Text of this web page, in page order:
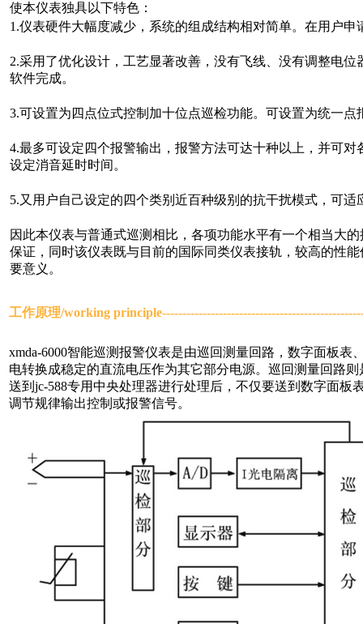
使本仪表独具以下特色：
1.仪表硬件大幅度减少，系统的组成结构相对简单。在用户
2.采用了优化设计，工艺显著改善，没有飞线、没有调整电
软件完成。
3.可设置为四点位式控制加十位点巡检功能。可设置为统一
4.最多可设定四个报警输出，报警方法可达十种以上，并可
设定消音延时时间。
5.又用户自己设定的四个类别近百种级别的抗干扰模式，可适
因此本仪表与普通式巡测相比，各项功能水平有一个相当大
保证，同时该仪表既与目前的国际同类仪表接轨，较高的性
要意义。
工作原理/working principle
xmda-6000智能巡测报警仪表是由巡回测量回路，数字面板表
电转换成稳定的直流电压作为其它部分电源。巡回测量回路
送到jc-588专用中央处理器进行处理后，不仅要送到数字面板
调节规律输出控制或报警信号。